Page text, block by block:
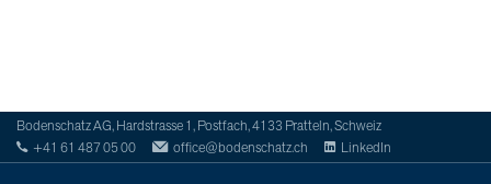
Bodenschatz AG, Hardstrasse 1, Postfach, 4133 Pratteln, Schweiz
+41 61 487 05 00
office@bodenschatz.ch LinkedIn